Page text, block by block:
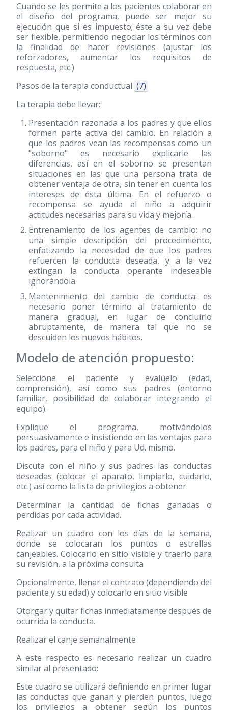
Cuando se les permite a los pacientes colaborar en
el diseño del programa, puede ser mejor su
ejecución que si es impuesto; éste a su vez debe
ser flexible, permitiendo negociar los términos con
la finalidad de hacer revisiones (ajustar los
reforzadores, aumentar los requisitos de
respuesta, etc.)
Pasos de la terapia conductual (7)
La terapia debe llevar:
Presentación razonada a los padres y que ellos
formen parte activa del cambio. En relación a
que los padres vean las recompensas como un
"soborno" es necesario explicarle las
diferencias, así en el soborno se presentan
situaciones en las que una persona trata de
obtener ventaja de otra, sin tener en cuenta los
intereses de ésta última. En el refuerzo o
recompensa se ayuda al niño a adquirir
actitudes necesarias para su vida y mejoría.
Entrenamiento de los agentes de cambio: no
una simple descripción del procedimiento,
enfatizando la necesidad de que los padres
refuercen la conducta deseada, y a la vez
extingan la conducta operante indeseable
ignorándola.
Mantenimiento del cambio de conducta: es
necesario poner término al tratamiento de
manera gradual, en lugar de concluirlo
abruptamente, de manera tal que no se
descuiden los nuevos hábitos.
Modelo de atención propuesto:
Seleccione el paciente y evalúelo (edad,
comprensión), así como sus padres (entorno
familiar, posibilidad de colaborar integrando el
equipo).
Explique el programa, motivándolos
persuasivamente e insistiendo en las ventajas para
los padres, para el niño y para Ud. mismo.
Discuta con el niño y sus padres las conductas
deseadas (colocar el aparato, limpiarlo, cuidarlo,
etc.) así como la lista de privilegios a obtener.
Determinar la cantidad de fichas ganadas o
perdidas por cada actividad.
Realizar un cuadro con los días de la semana,
donde se colocaran los puntos o estrellas
canjeables. Colocarlo en sitio visible y traerlo para
su revisión, a la próxima consulta
Opcionalmente, llenar el contrato (dependiendo del
paciente y su edad) y colocarlo en sitio visible
Otorgar y quitar fichas inmediatamente después de
ocurrida la conducta.
Realizar el canje semanalmente
A este respecto es necesario realizar un cuadro
similar al presentado:
Este cuadro se utilizará definiendo en primer lugar
las conductas que ganan y pierden puntos, luego
los privilegios a obtener según los puntos